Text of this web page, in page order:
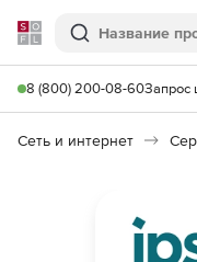
Softline
Поиск
8 (800) 200-08-60Запрос
Сеть и интернет